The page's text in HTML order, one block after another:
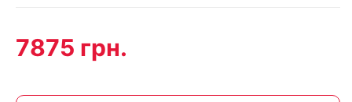
7875 грн.